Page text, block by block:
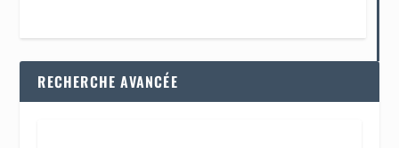
RECHERCHE AVANCÉE